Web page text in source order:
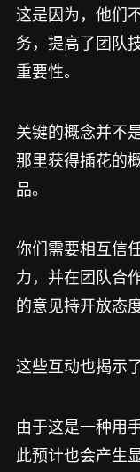
这是因为，他们
务，提高了团队
重要性。
关键的概念并不
那里获得插花的
品。
你们需要相互信
力，并在团队合
的意见持开放态度
这些互动也揭示
由于这是一种用
此预计也会产生